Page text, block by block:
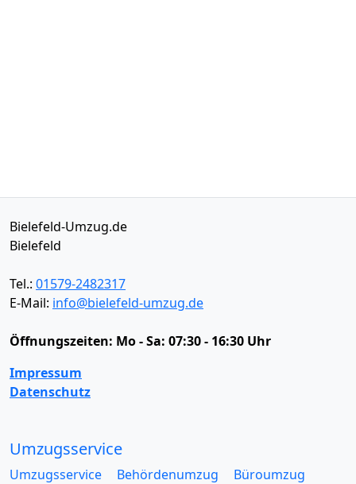
Bielefeld-Umzug.de
Bielefeld
Tel.: 01579-2482317
E-Mail: info@bielefeld-umzug.de
Öffnungszeiten: Mo - Sa: 07:30 - 16:30 Uhr
Impressum
Datenschutz
Umzugsservice
Umzugsservice Behördenumzug
Büroumzug